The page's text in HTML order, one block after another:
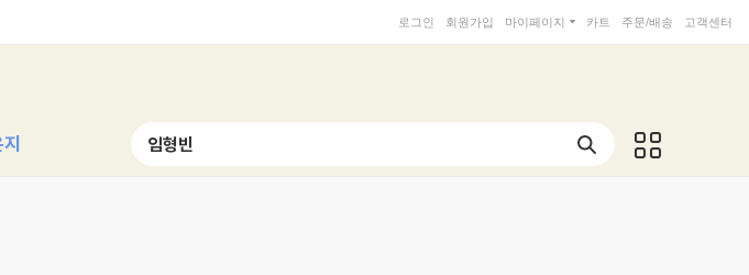
로그인 회원가입 마이페이지 카트 주문/배송 고객센터